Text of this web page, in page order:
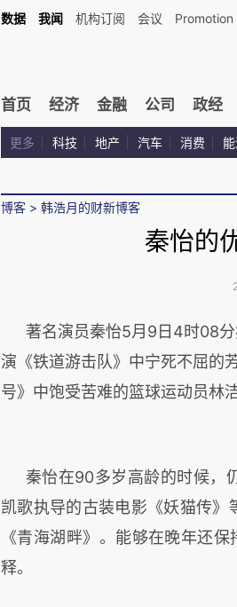
数据 我闻 机构订阅 会议 Promotion
首页 经济 金融 公司 政经
更多 科技 地产 汽车 消费
博客 > 韩浩月的财新博客
秦怡的
著名演员秦怡5月9日4时08
演《铁道游击队》中宁死不屈的
号》中饱受苦难的篮球运动员林
秦怡在90多岁高龄的时候，
凯歌执导的古装电影《妖猫传
《青海湖畔》。能够在晚年还
释。